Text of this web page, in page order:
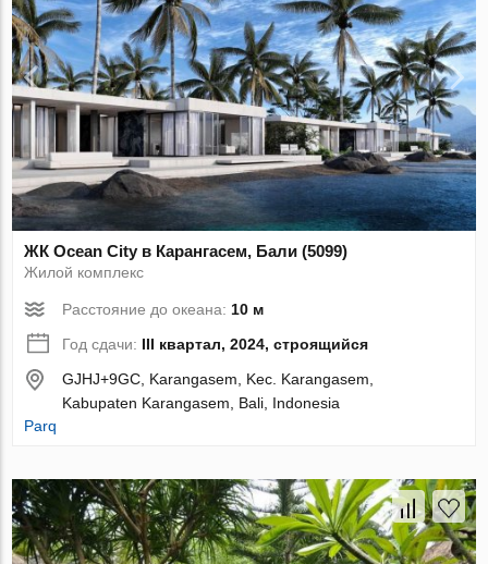
ЖК Ocean City в Карангасем, Бали (5099)
Жилой комплекс
Расстояние до океана:10 м
Год сдачи: III квартал, 2024, строящийся
GJHJ+9GC, Karangasem, Kec. Karangasem,
Kabupaten Karangasem, Bali, Indonesia
Parq